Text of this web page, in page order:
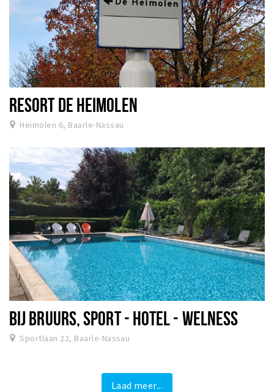
RESORT DE HEIMOLEN
Heimolen 6, Baarle-Nassau
BIJ BRUURS, SPORT - HOTEL - WELNESS
Sportlaan 22, Baarle-Nassau
Laad meer...